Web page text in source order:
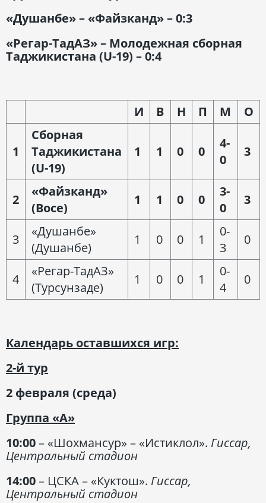
«Душанбе» – «Файзканд» – 0:3
«Регар-ТадАЗ» – Молодежная сборная
Таджикистана (U-19) – 0:4
И В Н П М О
1
Сборная
Таджикистана
(U-19)
1 1 0 0
4-
0
3
2
«Файзканд»
(Восе)
1 1 0 0
3-
0
3
3
«Душанбе»
(Душанбе)
1 0 0 1
0-
3
0
4
«Регар-ТадАЗ»
(Турсунзаде)
1 0 0 1
0-
4
0
Календарь оставшихся игр:
2-й тур
2 февраля (среда)
Группа «А»
10:00– «Шохмансур» – «Истиклол». Гиссар,
Центральный стадион
14:00– ЦСКА – «Куктош». Гиссар,
Центральный стадион